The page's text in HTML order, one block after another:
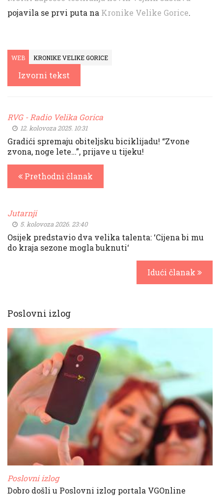
pojavila se prvi puta na Kronike Velike Gorice.
WEB KRONIKE VELIKE GORICE
Izvorni tekst
RVG - Radio Velika Gorica
12. kolovoza 2025. 10:31
Gradići spremaju obiteljsku biciklijadu! “Zvone
zvona, noge lete…”, prijave u tijeku!
Prethodni članak
Jutarnji
5. kolovoza 2026. 23:40
Osijek predstavio dva velika talenta: ‘Cijena bi mu
do kraja sezone mogla buknuti‘
Idući članak
Poslovni izlog
Poslovni izlog
Dobro došli u Poslovni izlog portala VGOnline